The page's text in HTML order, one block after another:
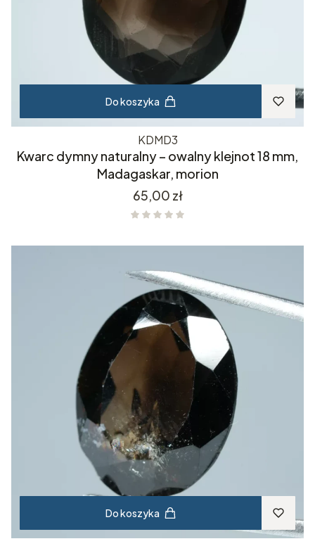
Do koszyka
KDMD3
Kwarc dymny naturalny – owalny klejnot 18 mm,
Madagaskar, morion
Cena
65,00 zł
Do koszyka